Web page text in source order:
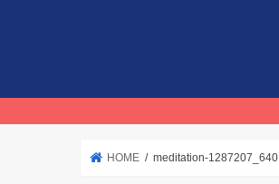
HOME meditation-1287207_640